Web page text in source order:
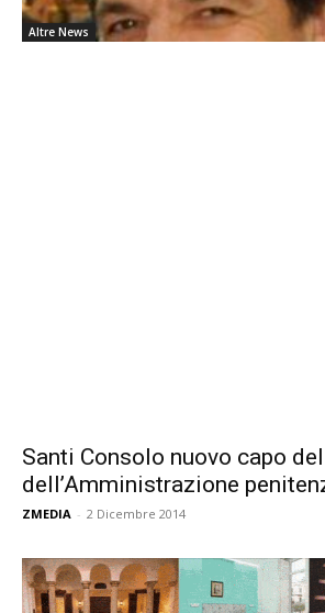
Altre News
Santi Consolo nuovo capo
dell’Amministrazione
ZMEDIA - 2 Dicembre 2014